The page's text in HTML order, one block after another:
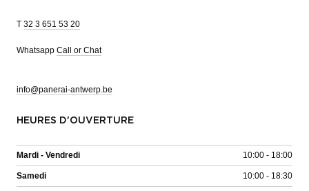
T 32 3 651 53 20
Whatsapp Call or Chat
info@panerai-antwerp.be
HEURES D'OUVERTURE
Mardi - Vendredi 10:00 - 18:00
Samedi 10:00 - 18:30